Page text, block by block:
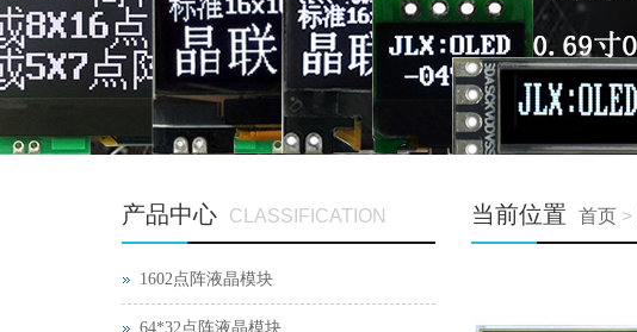
当前位置 首页>
产品中心 CLASSIFICATION
1602点阵液晶模块
64*32点阵液晶模块